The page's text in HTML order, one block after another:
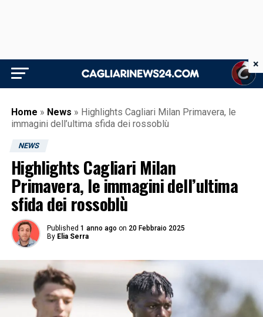
Home » News » Highlights Cagliari Milan Primavera, le
immagini dell’ultima sfida dei rossoblù
NEWS
Highlights Cagliari Milan
Primavera, le immagini dell’ultima
sfida dei rossoblù
Published 1 anno ago on 20 Febbraio 2025
By Elia Serra
×